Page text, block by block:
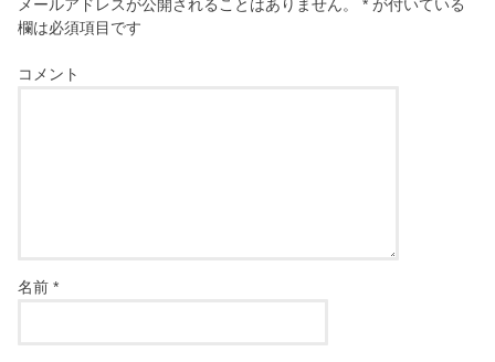
メールアドレスが公開されることはありません。 * が付いている
欄は必須項目です
コメント
名前*